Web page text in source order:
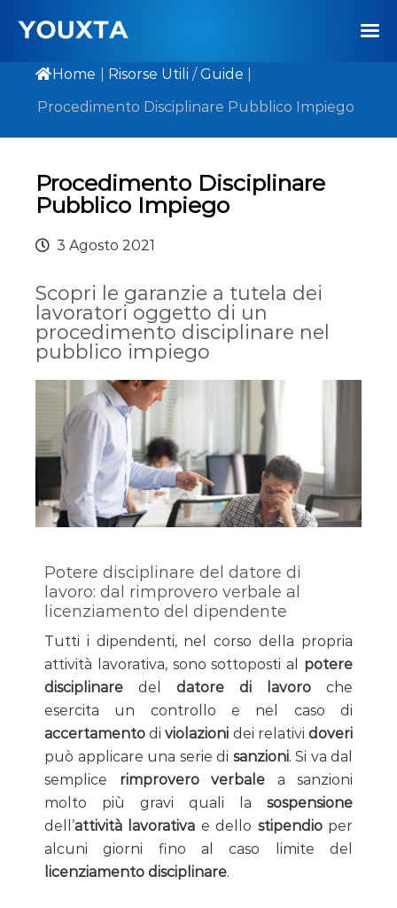
Home Risorse Utili / Guide
Procedimento Disciplinare Pubblico Impiego
Procedimento Disciplinare
Pubblico Impiego
3 Agosto 2021
Scopri le garanzie a tutela dei
lavoratori oggetto di un
procedimento disciplinare nel
pubblico impiego
Potere disciplinare del datore di
lavoro: dal rimprovero verbale al
licenziamento del dipendente
Tutti i dipendenti, nel corso della propria
attività lavorativa, sono sottoposti al potere
disciplinare del datore di lavoro che
esercita un controllo e nel caso di
accertamento diviolazioni dei relatividoveri
può applicare una serie di sanzioni. Si va dal
semplice rimprovero verbale a sanzioni
molto più gravi quali la sospensione
dell’attività lavorativa e dello stipendioper
alcuni giorni fino al caso limite del
licenziamento disciplinare.